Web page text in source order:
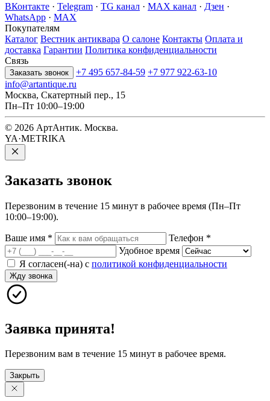
ВКонтакте · Telegram · TG канал · MAX канал · Дзен ·
WhatsApp · MAX
Покупателям
Каталог Вестник антиквара О салоне Контакты Оплата и
доставка Гарантии Политика конфиденциальности
Связь
Заказать звонок +7 495 657-84-59 +7 977 922-63-10
info@artantique.ru
Москва, Скатертный пер., 15
Пн–Пт 10:00–19:00
© 2026 АртАнтик. Москва.
YA·METRIKA
Заказать звонок
Перезвоним в течение 15 минут в рабочее время (Пн–Пт
10:00–19:00).
Ваше имя * Телефон *
Удобное время
Я согласен(-на) с политикой конфиденциальности
Жду звонка
Заявка принята!
Перезвоним вам в течение 15 минут в рабочее время.
Закрыть